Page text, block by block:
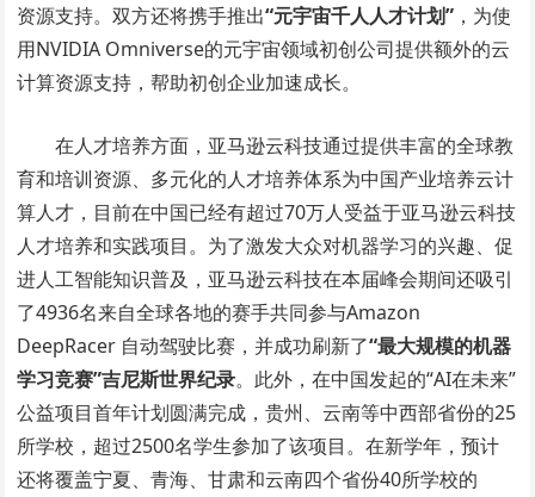
资源支持。双方还将携手推出“元宇宙千人人才计划” ，为使
用NVIDIA Omniverse的元宇宙领域初创公司提供额外的云
计算资源支持，帮助初创企业加速成长。
在人才培养方面，亚马逊云科技通过提供丰富的全球教
育和培训资源、多元化的人才培养体系为中国产业培养云计
算人才，目前在中国已经有超过70万人受益于亚马逊云科技
人才培养和实践项目。为了激发大众对机器学习的兴趣、促
进人工智能知识普及，亚马逊云科技在本届峰会期间还吸引
了4936名来自全球各地的赛手共同参与Amazon
DeepRacer 自动驾驶比赛，并成功刷新了“最大规模的机器
学习竞赛”吉尼斯世界纪录。此外，在中国发起的“AI在未来”
公益项目首年计划圆满完成，贵州、云南等中西部省份的25
所学校，超过2500名学生参加了该项目。在新学年，预计
还将覆盖宁夏、青海、甘肃和云南四个省份40所学校的